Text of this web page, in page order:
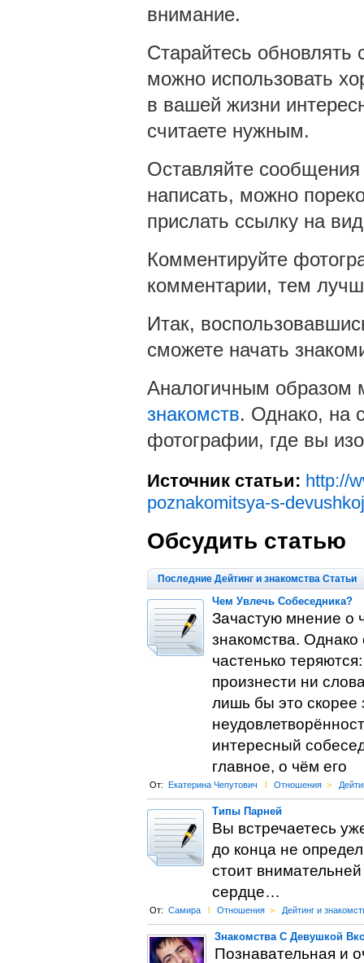
внимание.
Старайтесь обновлять
можно использовать
в вашей жизни
считаете нужным.
Оставляйте
написать, можно
прислать ссылку на
Комментируйте
комментарии, тем
Итак,
сможете начать
Аналогичным образом
знакомств. Однако, на
фотографии, где вы
Источник статьи: http://
poznakomitsya-s-
Обсудить статью
Последние Дейтинг и знакомства Статьи
Чем Увлечь Собеседника?
Зачастую мнение о
знакомства.
частенько
произнести ни
лишь бы это скорее
интересный
главное, о чём его
От: Екатерина Чепутович l Отношения >
Типы Парней
Вы встречаетесь
до конца не
стоит
сердце…
От: Самира l Отношения > Дейтинг и
Знакомства С Девушкой
Познавательная и